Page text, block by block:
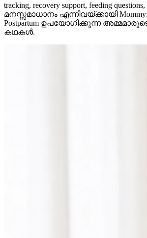
tracking, recovery support, feeding
മനസ്സമാധാനം എന്നിവയ്ക്കായി Mommy:
Postpartum ഉപയോഗിക്കുന്ന
കഥകൾ.